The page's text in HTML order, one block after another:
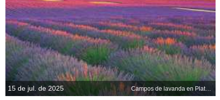
15 de jul. de 2025 Campos de lavanda en Plateau de Valensole, Francia